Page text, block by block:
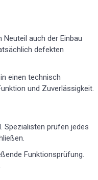
auch der Einbau
defekten
einen technisch
und Zuverlässigkeit.
Spezialisten prüfen jedes
Funktionsprüfung.